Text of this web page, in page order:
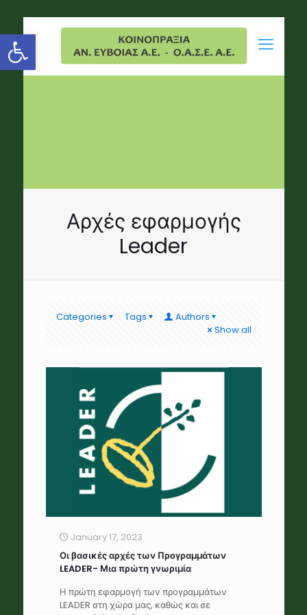
Open toolbar
Αρχές εφαρμογής
Leader
Categories Tags
Authors
Show all
January 17, 2023
Οι βασικές αρχές των Προγραμμάτων
LEADER- Μια πρώτη γνωριμία
Η πρώτη εφαρμογή των προγραμμάτων
LEADER στη χώρα μας, καθώς και σε